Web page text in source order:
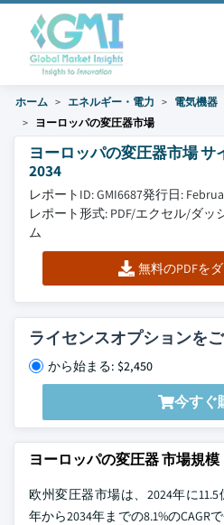
ホーム エネルギー・電力 電気機器
ヨーロッパの変圧器市場
ヨーロッパの変圧器市場 サ
2034
レポートID: GMI6687発行日:
レポート形式: PDF/エクセル/ダ
ム
無料のPDFを
ライセンスオプションを
から始まる: $2,450
今すぐ
ヨーロッパの変圧器 市場規模
欧州変圧器市場は、2024年に
年から2034年までの8.1%のCAGR